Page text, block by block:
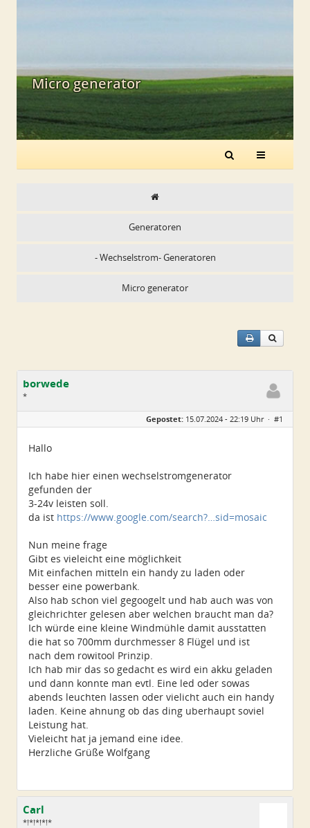
Micro generator
Generatoren
- Wechselstrom- Generatoren
Micro generator
borwede
*
Geschlecht:
Beiträge:
5
Gepostet: 15.07.2024 - 22:19 Uhr · #1
Hallo
Ich habe hier einen wechselstromgenerator
gefunden der
3-24v leisten soll.
da ist https://www.google.com/search?…sid=mosaic
Nun meine frage
Gibt es vieleicht eine möglichkeit
Mit einfachen mitteln ein handy zu laden oder
besser eine powerbank.
Also hab schon viel gegoogelt und hab auch was von
gleichrichter gelesen aber welchen braucht man da?
Ich würde eine kleine Windmühle damit ausstatten
die hat so 700mm durchmesser 8 Flügel und ist
nach dem rowitool Prinzip.
Ich hab mir das so gedacht es wird ein akku geladen
und dann konnte man evtl. Eine led oder sowas
abends leuchten lassen oder vielicht auch ein handy
laden. Keine ahnung ob das ding uberhaupt soviel
Leistung hat.
Vieleicht hat ja jemand eine idee.
Herzliche Grüße Wolfgang
Carl
*!*!*!*!*